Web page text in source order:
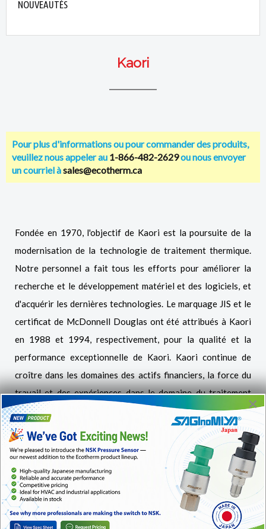
NOUVEAUTÉS
Kaori
Pour plus d'informations ou pour commander des produits,
veuillez nous appeler au 1-866-482-2629ou nous envoyer
un courriel àsales@ecotherm.ca
Fondée en 1970, l'objectif de Kaori est la poursuite de la
modernisation de la technologie de traitement thermique.
Notre personnel a fait tous les efforts pour améliorer la
recherche et le développement matériel et des logiciels, et
d'acquérir les dernières technologies. Le marquage JIS et le
certificat de McDonnell Douglas ont été attribués à Kaori
en 1988 et 1994, respectivement, pour la qualité et la
performance exceptionnelle de Kaori. Kaori continue de
croître dans les domaines des actifs financiers, la force du
travail et des expériences dans le domaine du traitement
thermique.
Sur la base de l'expérience et Kaori brasage traitement
thermique, en 1992, Kaori a commencé à fabriquer des
cylindres de travail Sendzimir et échangeurs industriels de
chaleur à plaques brasées. Encore une fois, Kaori a reçu le
certificat de qualification ISO 9001: 2000, UL et CE,
fournissant ainsi la capacité de Kaori dans la fabrication et
×